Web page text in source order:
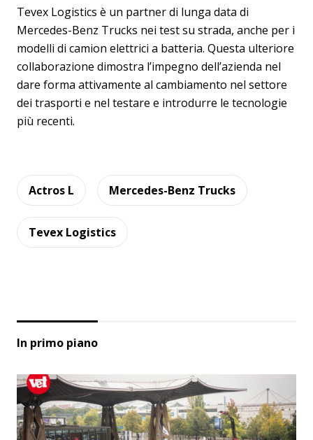
Tevex Logistics è un partner di lunga data di
Mercedes-Benz Trucks nei test su strada, anche per i
modelli di camion elettrici a batteria. Questa ulteriore
collaborazione dimostra l’impegno dell’azienda nel
dare forma attivamente al cambiamento nel settore
dei trasporti e nel testare e introdurre le tecnologie
più recenti.
Actros L Mercedes-Benz Trucks
Tevex Logistics
In primo piano